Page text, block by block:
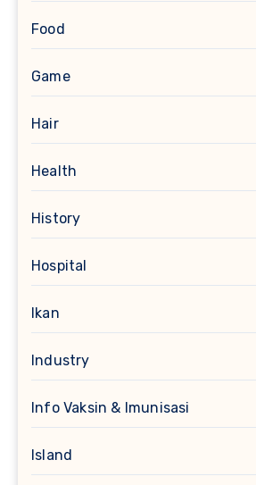
Food
Game
Hair
Health
History
Hospital
Ikan
Industry
Info Vaksin & Imunisasi
Island